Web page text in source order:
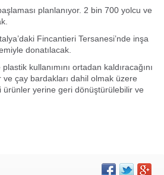
planlanıyor. 2 bin 700 yolcu ve
Fincantieri Tersanesi’nde inşa
donatılacak.
kullanımını ortadan kaldıracağını
çay bardakları dahil olmak üzere
ürünler yerine geri dönüştürülebilir ve